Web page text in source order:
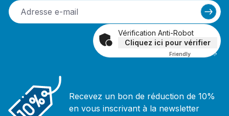
Vérification Anti-Robot
Cliquez ici pour vérifier
Friendly Captcha ⇗
Recevez un bon de réduction de 10%
en vous inscrivant à la newsletter